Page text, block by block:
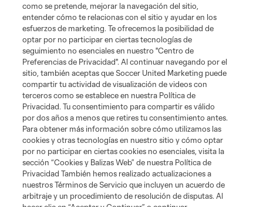
Leagues Cup
Legal
Social
como se pretende, mejorar la navegación del sitio,
entender cómo te relacionas con el sitio y ayudar en los
esfuerzos de marketing. Te ofrecemos la posibilidad de
optar por no participar en ciertas tecnologías de
seguimiento no esenciales en nuestro "Centro de
Preferencias de Privacidad". Al continuar navegando por el
sitio, también aceptas que Soccer United Marketing puede
compartir tu actividad de visualización de videos con
terceros como se establece en nuestra Política de
Privacidad. Tu consentimiento para compartir es válido
por dos años a menos que retires tu consentimiento antes.
Para obtener más información sobre cómo utilizamos las
cookies y otras tecnologías en nuestro sitio y cómo optar
por no participar en ciertas cookies no esenciales, visita la
sección “Cookies y Balizas Web” de nuestra Política de
Privacidad También hemos realizado actualizaciones a
nuestros Términos de Servicio que incluyen un acuerdo de
arbitraje y un procedimiento de resolución de disputas. Al